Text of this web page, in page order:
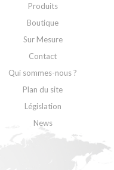
Produits
Boutique
Sur Mesure
Contact
Qui sommes-nous ?
Plan du site
Législation
News